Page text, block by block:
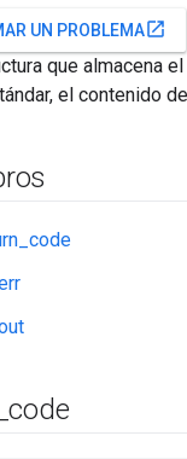
UN PROBLEMAopen_in_new
que almacena
el contenido
_code